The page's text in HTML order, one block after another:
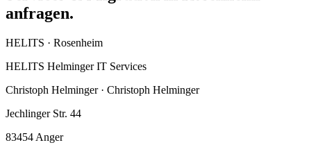
anfragen.
HELITS · Rosenheim
HELITS Helminger IT Services
Christoph Helminger · Christoph Helminger
Jechlinger Str. 44
83454 Anger